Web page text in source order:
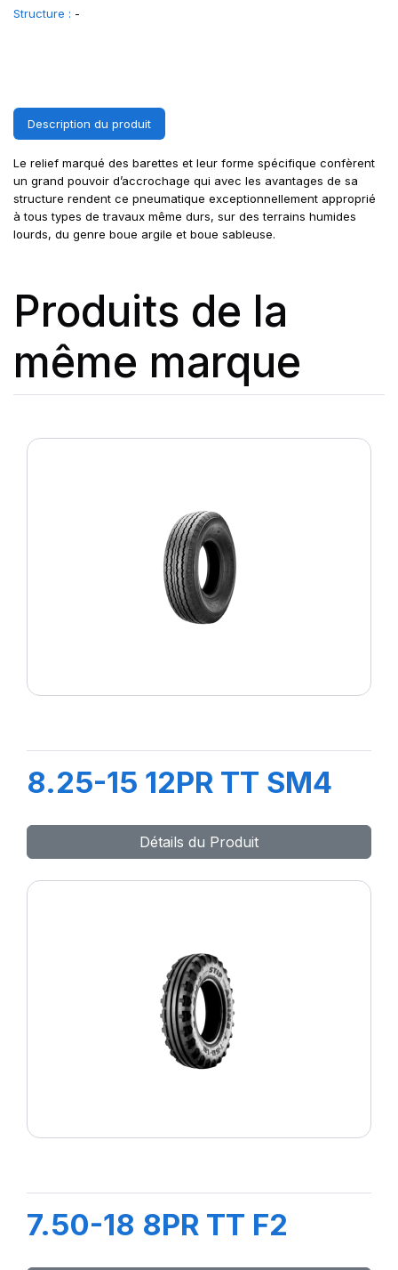
Structure : -
Description du produit
Le relief marqué des barettes et leur forme spécifique confèrent
un grand pouvoir d’accrochage qui avec les avantages de sa
structure rendent ce pneumatique exceptionnellement approprié
à tous types de travaux même durs, sur des terrains humides
lourds, du genre boue argile et boue sableuse.
Produits de la
même marque
8.25-15 12PR TT SM4
Détails du Produit
7.50-18 8PR TT F2